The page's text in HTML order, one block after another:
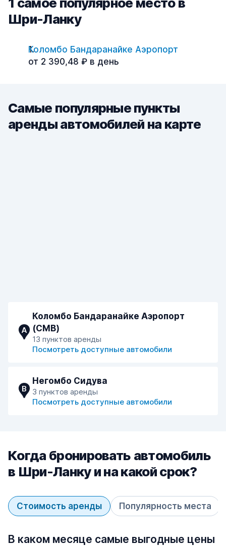
Шри-Ланку
Коломбо Бандаранайке Аэропорт
от 2 390,48 ₽ в день
Самые популярные пункты
аренды автомобилей на карте
A
Коломбо Бандаранайке Аэропорт
(CMB)
13 пунктов аренды
Посмотреть доступные автомобили
B
Негомбо Сидува
3 пунктов аренды
Посмотреть доступные автомобили
Когда бронировать автомобиль
в Шри-Ланку и на какой срок?
Стоимость аренды Популярность места
В каком месяце самые выгодные цены